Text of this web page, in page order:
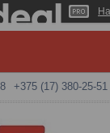
+375 (17) 380-25-51